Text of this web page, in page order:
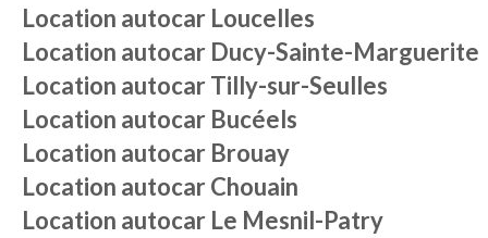
Location autocar Loucelles
Location autocar Ducy-Sainte-Marguerite
Location autocarTilly-sur-Seulles
Location autocar Bucéels
Location autocar Brouay
Location autocarChouain
Location autocar Le Mesnil-Patry